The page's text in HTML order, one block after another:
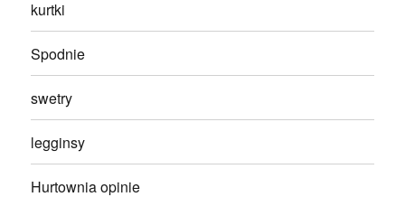
kurtki
Spodnie
swetry
legginsy
Hurtownia opinie